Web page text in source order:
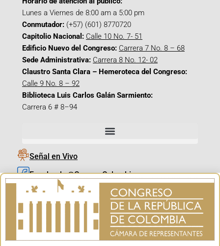
Lunes a Viernes de 8:00 am a 5:00 pm
Conmutador: (+57) (601) 8770720
Capitolio Nacional: Calle 10 No. 7- 51
Edificio Nuevo del Congreso: Carrera 7 No. 8 – 68
Sede Administrativa: Carrera 8 No. 12- 02
Claustro Santa Clara – Hemeroteca del Congreso:
Calle 9 No. 8 – 92
Biblioteca Luis Carlos Galán Sarmiento:
Carrera 6 # 8–94
Señal en Vivo
Facebook_@CamaraColombia
Instagram_@CamaraColombia
X_@CamaraColombia
Youtube_@CamaraColombia